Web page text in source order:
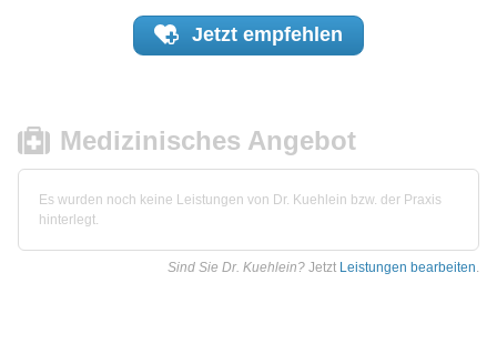
Jetzt empfehlen
Medizinisches Angebot
Es wurden noch keine Leistungen von Dr. Kuehlein bzw. der Praxis
hinterlegt.
Sind Sie Dr. Kuehlein? Jetzt Leistungen bearbeiten.